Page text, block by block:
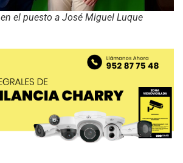
el puesto a José Miguel Luque